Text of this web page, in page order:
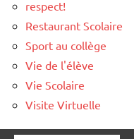
respect!
Restaurant Scolaire
Sport au collège
Vie de l'élève
Vie Scolaire
Visite Virtuelle